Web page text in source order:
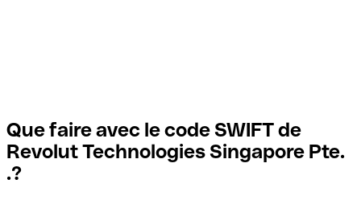
Que faire avec le code SWIFT de
Revolut Technologies Singapore Pte.
.?